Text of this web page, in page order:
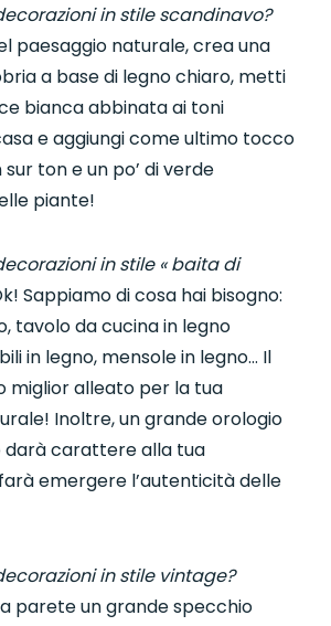
in stile scandinavo?
paesaggio naturale, crea una
a base di legno chiaro, metti
bianca abbinata ai toni
e aggiungi come ultimo tocco
ton e un po’ di verde
piante!
in stile « baita di
Sappiamo di cosa hai bisogno:
tavolo da cucina in legno
in legno, mensole in legno… Il
miglior alleato per la tua
Inoltre, un grande orologio
darà carattere alla tua
emergere l’autenticità delle
in stile vintage?
parete un grande specchio